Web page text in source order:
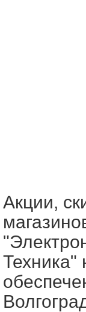
Акции,